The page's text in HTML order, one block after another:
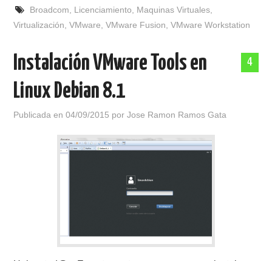
Broadcom
Licenciamiento Maquinas Virtuales,
Virtualización ,VMware ,VMware Fusion ,VMware Workstation
4
Instalación VMware Tools en
Linux Debian 8.1
Publicada en04/09/2015 porJose Ramon Ramos Gata